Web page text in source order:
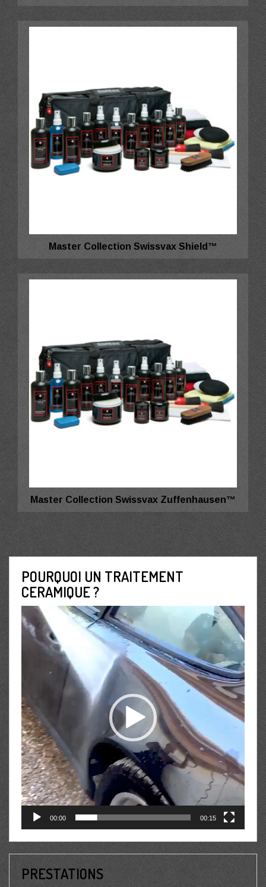
Master Collection Swissvax Shield™
Master Collection Swissvax Zuffenhausen™
POURQUOI UN TRAITEMENT
CERAMIQUE ?
Lecteur
vidéo
00:00 00:15
PRESTATIONS